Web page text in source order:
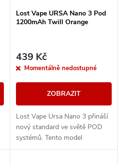
Lost Vape URSA Nano 3 Pod
1200mAh Twill Orange
439 Kč
Momentálně nedostupné
ZOBRAZIT
Lost Vape Ursa Nano 3 přináší
nový standard ve světě POD
systémů. Tento model
kombinuje elegantní design s